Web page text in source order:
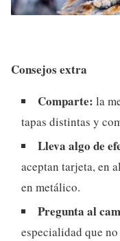
Consejos extra
Comparte: la
tapas distintas y
Lleva algo de
aceptan tarjeta, en
en metálico.
Pregunta al
especialidad que